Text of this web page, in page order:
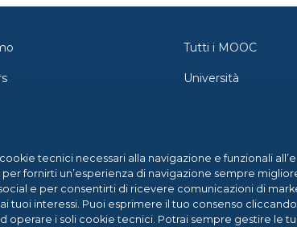
Tutti i MOOC
Università
FedericaX
Federica Coursera
tecnici necessari alla navigazione e funzionali
fornirti un’esperienza di navigazione sempre
e per consentirti di ricevere comunicazioni di
tuoi interessi. Puoi esprimere il tuo consenso cliccando
operare i soli cookie tecnici. Potrai sempre gestire le